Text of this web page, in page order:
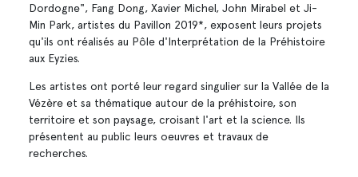
Dordogne", Fang Dong, Xavier Michel, John Mirabel et Ji-
Min Park, artistes du Pavillon 2019*, exposent leurs projets
qu'ils ont réalisés au Pôle d'Interprétation de la Préhistoire
aux Eyzies.
Les artistes ont porté leur regard singulier sur la Vallée de la
Vézère et sa thématique autour de la préhistoire, son
territoire et son paysage, croisant l'art et la science. Ils
présentent au public leurs oeuvres et travaux de
recherches.